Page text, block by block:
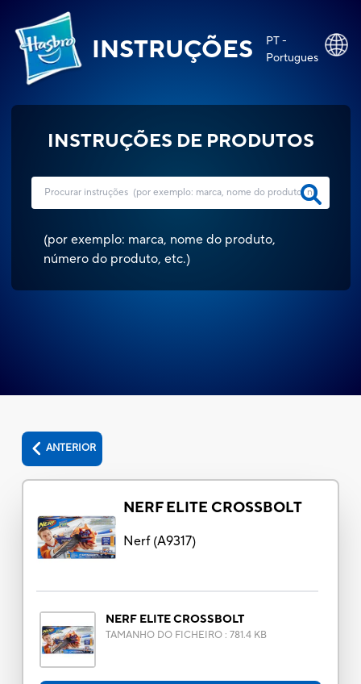
INSTRUÇÕES
PT -
Portugues
INSTRUÇÕES DE PRODUTOS
(por exemplo: marca, nome do produto,
número do produto, etc.)
ANTERIOR
NERF ELITE CROSSBOLT
Nerf(A9317)
NERF ELITE CROSSBOLT
TAMANHO DO FICHEIRO: 781.4 KB